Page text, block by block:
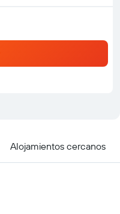
Alojamientos cercanos